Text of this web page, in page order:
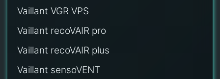
Vaillant VGR VPS
Vaillant recoVAIR pro
Vaillant recoVAIR plus
Vaillant sensoVENT